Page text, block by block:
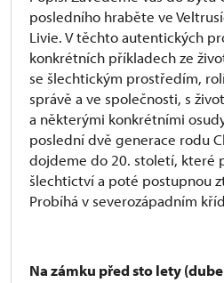
posledního hraběte ve
Livie. V těchto autentických
konkrétních příkladech ze
se šlechtickým prostředím,
správě a ve společnosti, s
a některými konkrétními
poslední dvě generace rodu
dojdeme do 20. století, které
šlechtictví a poté postupnou
Probíhá v severozápadním
Na zámku před sto lety